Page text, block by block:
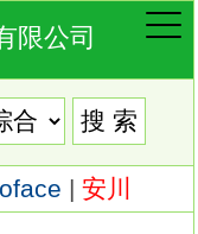
限公司
| 安川